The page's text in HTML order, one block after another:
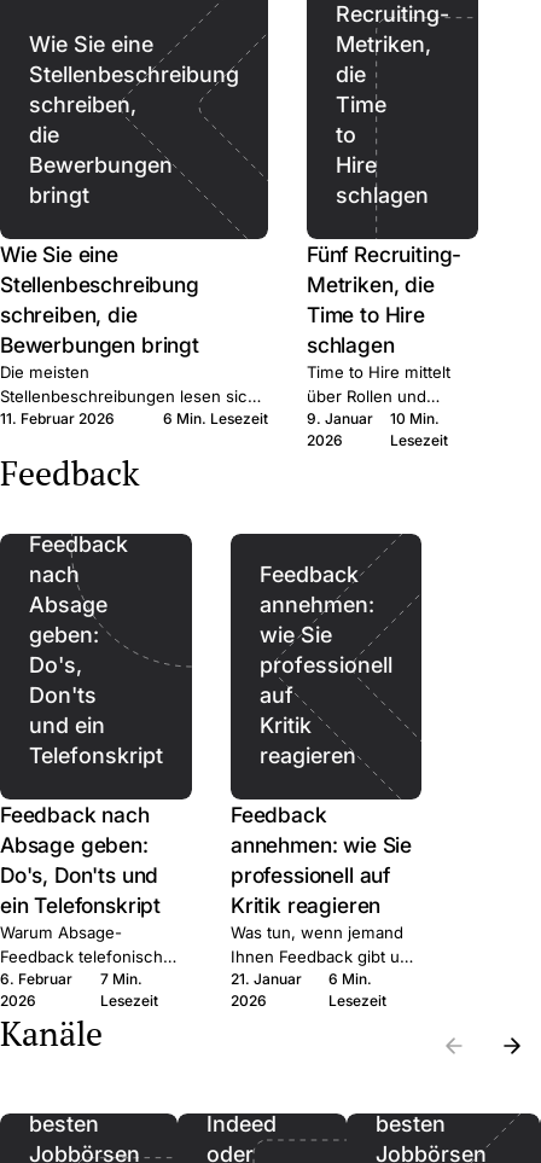
Wie Sie eine
Stellenbeschreibung
schreiben,
die
Bewerbungen
bringt
Wie Sie eine
Stellenbeschreibung
schreiben, die
Bewerbungen bringt
Die meisten
Stellenbeschreibungen lesen sich
wie interne HR-Notizen. Sechs
Bewerber:innen zum Klick bringen.
11. Februar 2026 6 Min. Lesezeit
Recruiting-
Metriken,
die
Time
to
Hire
schlagen
Fünf Recruiting-
Metriken, die
Time to Hire
schlagen
Time to Hire mittelt
über Rollen und
belohnt Hektik. Fünf
Messgrößen, die
9. Januar
2026
10 Min.
Lesezeit
Feedback
Feedback
nach
Absage
geben:
Do's,
Don'ts
und ein
Telefonskript
Feedback nach
Absage geben:
Do's, Don'ts und
ein Telefonskript
Warum Absage-
Feedback telefonisch
besser ist als schriftlich,
was Sie sagen können,
und welche Fehler nach
6. Februar
2026
7 Min.
Lesezeit
Feedback
annehmen:
wie Sie
professionell
auf
Kritik
reagieren
Feedback
annehmen: wie Sie
professionell auf
Kritik reagieren
Was tun, wenn jemand
Ihnen Feedback gibt und
Sie innerlich auf Abwehr
schalten? Sechs
21. Januar
2026
6 Min.
Lesezeit
Kanäle
besten
Jobbörsen
Indeed
oder
besten
Jobbörsen